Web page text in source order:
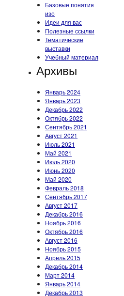
Базовые понятия
изо
Идеи для вас
Полезные ссылки
Тематические
выставки
Учебный материал
Архивы
Январь 2024
Январь 2023
Декабрь 2022
Октябрь 2022
Сентябрь 2021
Август 2021
Июль 2021
Май 2021
Июль 2020
Июнь 2020
Май 2020
Февраль 2018
Сентябрь 2017
Август 2017
Декабрь 2016
Ноябрь 2016
Октябрь 2016
Август 2016
Ноябрь 2015
Апрель 2015
Декабрь 2014
Март 2014
Январь 2014
Декабрь 2013